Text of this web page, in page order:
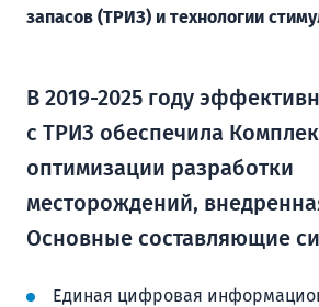
запасов (ТРИЗ) и технологии
В 2019-2025 году
с ТРИЗ обеспечила
оптимизации разработки
месторождений,
Основные составляющие
Единая цифровая